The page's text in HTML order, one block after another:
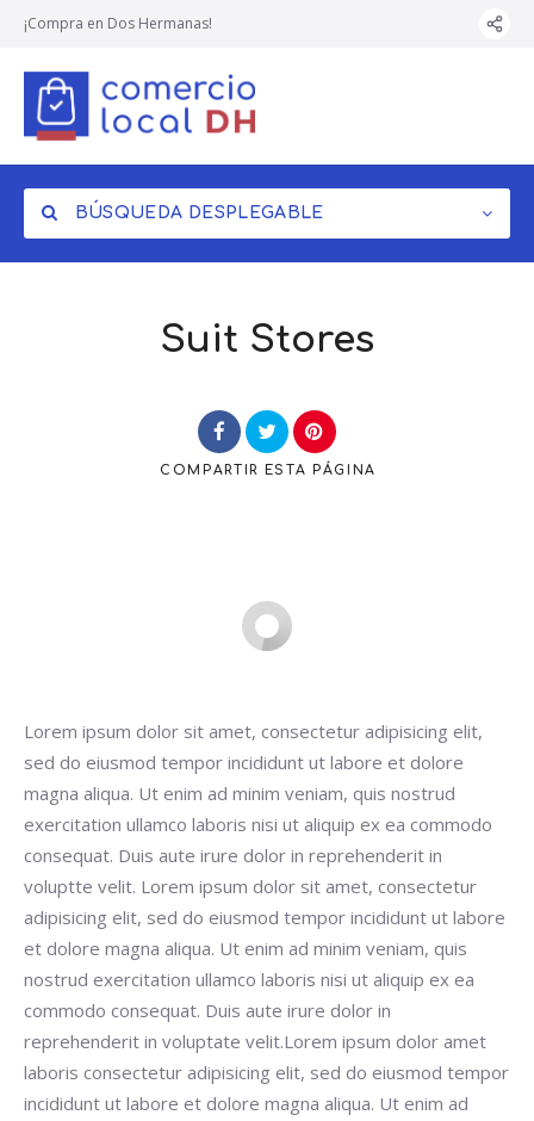
¡Compra en Dos Hermanas!
BÚSQUEDA DESPLEGABLE
Suit Stores
COMPARTIR ESTA PÁGINA
Lorem ipsum dolor sit amet, consectetur adipisicing elit,
sed do eiusmod tempor incididunt ut labore et dolore
magna aliqua. Ut enim ad minim veniam, quis nostrud
exercitation ullamco laboris nisi ut aliquip ex ea commodo
consequat. Duis aute irure dolor in reprehenderit in
voluptte velit. Lorem ipsum dolor sit amet, consectetur
adipisicing elit, sed do eiusmod tempor incididunt ut labore
et dolore magna aliqua. Ut enim ad minim veniam, quis
nostrud exercitation ullamco laboris nisi ut aliquip ex ea
commodo consequat. Duis aute irure dolor in
reprehenderit in voluptate velit.Lorem ipsum dolor amet
laboris consectetur adipisicing elit, sed do eiusmod tempor
incididunt ut labore et dolore magna aliqua. Ut enim ad